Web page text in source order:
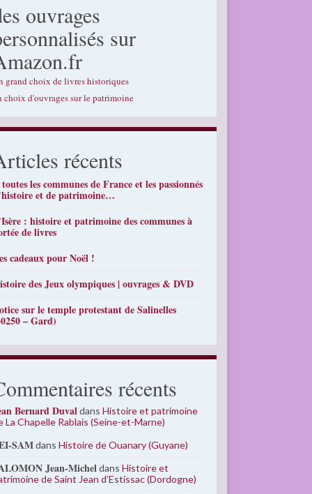
ouvrages
sur
grand choix de livres historiques
choix d'ouvrages sur le patrimoine
récents
les communes de France et les passionnés
et de patrimoine…
: histoire et patrimoine des communes à
de livres
cadeaux pour Noël !
des Jeux olympiques | ouvrages & DVD
sur le temple protestant de Salinelles
– Gard)
récents
Bernard DuvaldansHistoire et patrimoine
La Chapelle Rablais (Seine-et-Marne)
SAMdansHistoire de Ouanary (Guyane)
Jean-MicheldansHistoire et
de Saint Jean d’Estissac (Dordogne)